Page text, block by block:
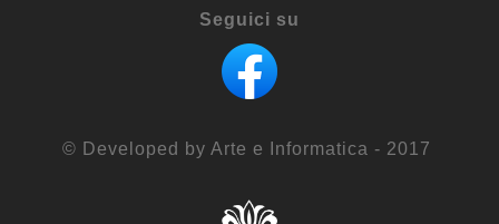
Seguici su
© Developed by Arte e Informatica - 2017